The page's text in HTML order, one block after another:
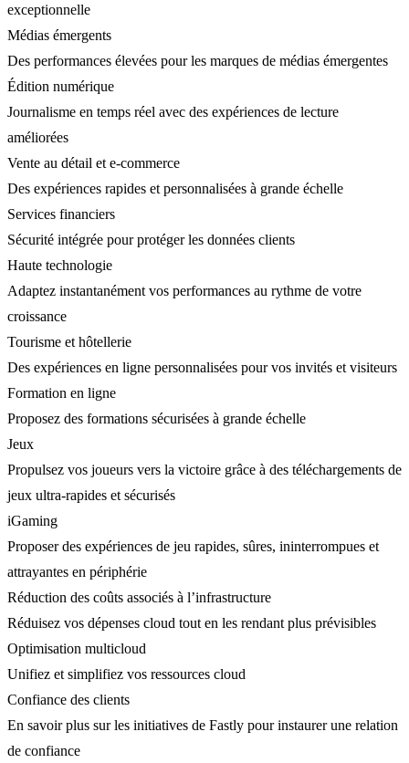
exceptionnelle
Médias émergents
Des performances élevées pour les marques de médias émergentes
Édition numérique
Journalisme en temps réel avec des expériences de lecture
améliorées
Vente au détail et e-commerce
Des expériences rapides et personnalisées à grande échelle
Services financiers
Sécurité intégrée pour protéger les données clients
Haute technologie
Adaptez instantanément vos performances au rythme de votre
croissance
Tourisme et hôtellerie
Des expériences en ligne personnalisées pour vos invités et visiteurs
Formation en ligne
Proposez des formations sécurisées à grande échelle
Jeux
Propulsez vos joueurs vers la victoire grâce à des téléchargements de
jeux ultra-rapides et sécurisés
iGaming
Proposer des expériences de jeu rapides, sûres, ininterrompues et
attrayantes en périphérie
Réduction des coûts associés à l’infrastructure
Réduisez vos dépenses cloud tout en les rendant plus prévisibles
Optimisation multicloud
Unifiez et simplifiez vos ressources cloud
Confiance des clients
En savoir plus sur les initiatives de Fastly pour instaurer une relation
de confiance